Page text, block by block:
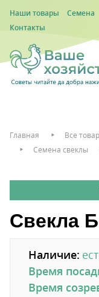
Наши товары Семена
Контакты
Главная Все
Семена свеклы
Свекла
Наличие:
Время
Время